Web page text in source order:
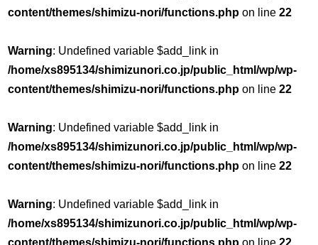
content/themes/shimizu-nori/functions.php on line22
Warning: Undefined variable $add_link in
/home/xs895134/shimizunori.co.jp/public_html/wp/wp-
content/themes/shimizu-nori/functions.php on line22
Warning: Undefined variable $add_link in
/home/xs895134/shimizunori.co.jp/public_html/wp/wp-
content/themes/shimizu-nori/functions.php on line22
Warning: Undefined variable $add_link in
/home/xs895134/shimizunori.co.jp/public_html/wp/wp-
content/themes/shimizu-nori/functions.php on line22